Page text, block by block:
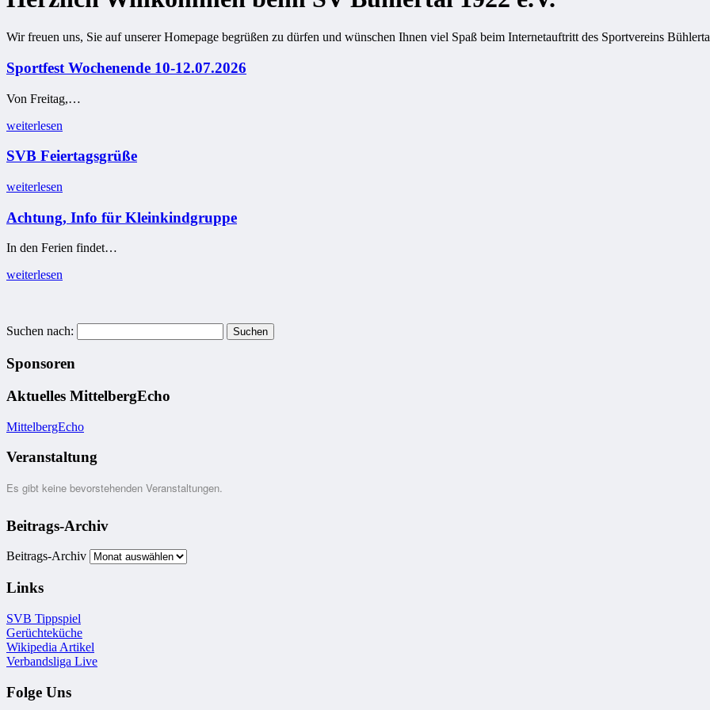
Wir freuen uns, Sie auf unserer Homepage begrüßen zu dürfen und wünschen Ihnen viel Spaß beim Internetauftritt des Sportvereins
Sportfest Wochenende 10-12.07.2026
Von Freitag,…
weiterlesen
SVB Feiertagsgrüße
weiterlesen
Achtung, Info für Kleinkindgruppe
In den Ferien findet…
weiterlesen
Suchen nach:
Sponsoren
Aktuelles MittelbergEcho
MittelbergEcho
Veranstaltung
Es gibt keine bevorstehenden Veranstaltungen.
Beitrags-Archiv
Beitrags-Archiv
Links
SVB Tippspiel
Gerüchteküche
Wikipedia Artikel
Verbandsliga Live
Folge Uns